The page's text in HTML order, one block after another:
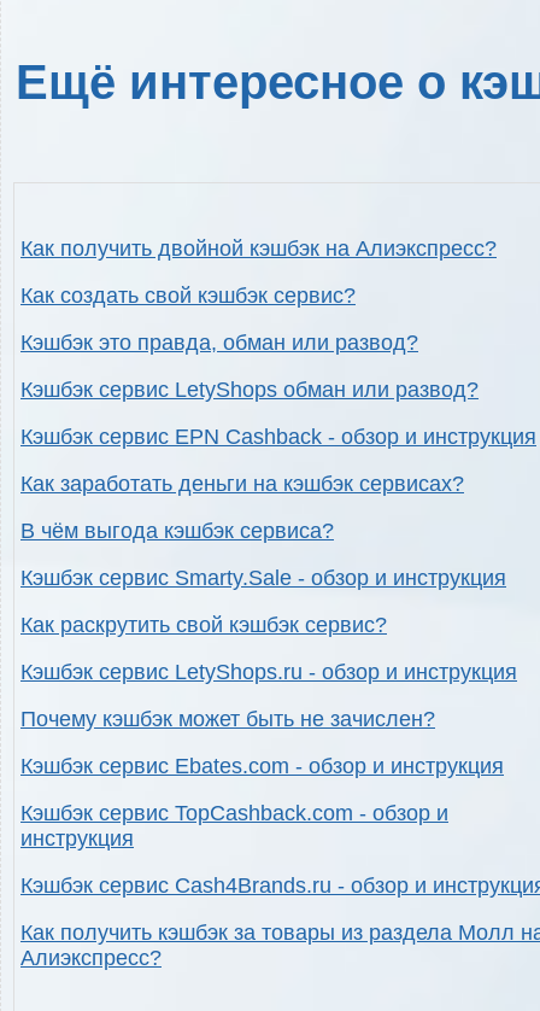
Ещё интересное о
Как получить двойной кэшбэк на Алиэкспресс?
Как создать свой кэшбэк сервис?
Кэшбэк это правда, обман или развод?
Кэшбэк сервис LetyShops обман или развод?
Кэшбэк сервис EPN Cashback - обзор и инструкция
Как заработать деньги на кэшбэк сервисах?
В чём выгода кэшбэк сервиса?
Кэшбэк сервис Smarty.Sale - обзор и инструкция
Как раскрутить свой кэшбэк сервис?
Кэшбэк сервис LetyShops.ru - обзор и инструкция
Почему кэшбэк может быть не зачислен?
Кэшбэк сервис Ebates.com - обзор и инструкция
Кэшбэк сервис TopCashback.com - обзор и
инструкция
Кэшбэк сервис Cash4Brands.ru - обзор и
Как получить кэшбэк за товары из раздела Молл
Алиэкспресс?